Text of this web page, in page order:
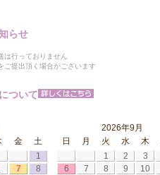
らせ
は行っておりません
ご提出頂く場合がございます
ついて
金
土
1
7
8
2026年9月
日
月 火 水 木
1
2 3
6
7 8 9 10